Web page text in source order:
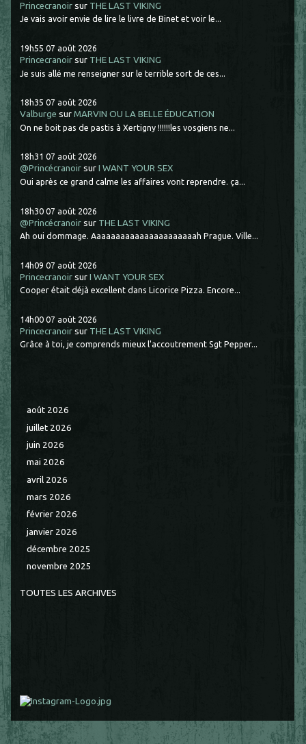
Princecranoir sur THE LAST VIKING
Je vais avoir envie de lire le livre de Binet et voir le...
19h55 07 août 2026
Princecranoir sur THE LAST VIKING
Je suis allé me renseigner sur le terrible sort de ces...
18h35 07 août 2026
Valburge surMARVIN OU LA BELLE ÉDUCATION
On ne boit pas de pastis à Xertigny !!!!!!les vosgiens ne...
18h31 07 août 2026
@Princécranoir surI WANT YOUR SEX
Oui après ce grand calme les affaires vont reprendre. ça...
18h30 07 août 2026
@Princécranoir sur THE LAST VIKING
Ah oui dommage. Aaaaaaaaaaaaaaaaaaaaaah Prague. Ville...
14h09 07 août 2026
Princecranoir surI WANT YOUR SEX
Cooper était déjà excellent dans Licorice Pizza. Encore...
14h00 07 août 2026
Princecranoir sur THE LAST VIKING
Grâce à toi, je comprends mieux l'accoutrement Sgt Pepper...
août 2026
juillet 2026
juin 2026
mai 2026
avril 2026
mars 2026
février 2026
janvier 2026
décembre 2025
novembre 2025
TOUTES LES ARCHIVES